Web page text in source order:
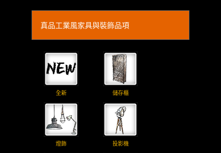
真品工業風家具與裝飾品項
全新 儲存櫃
燈飾 投影機